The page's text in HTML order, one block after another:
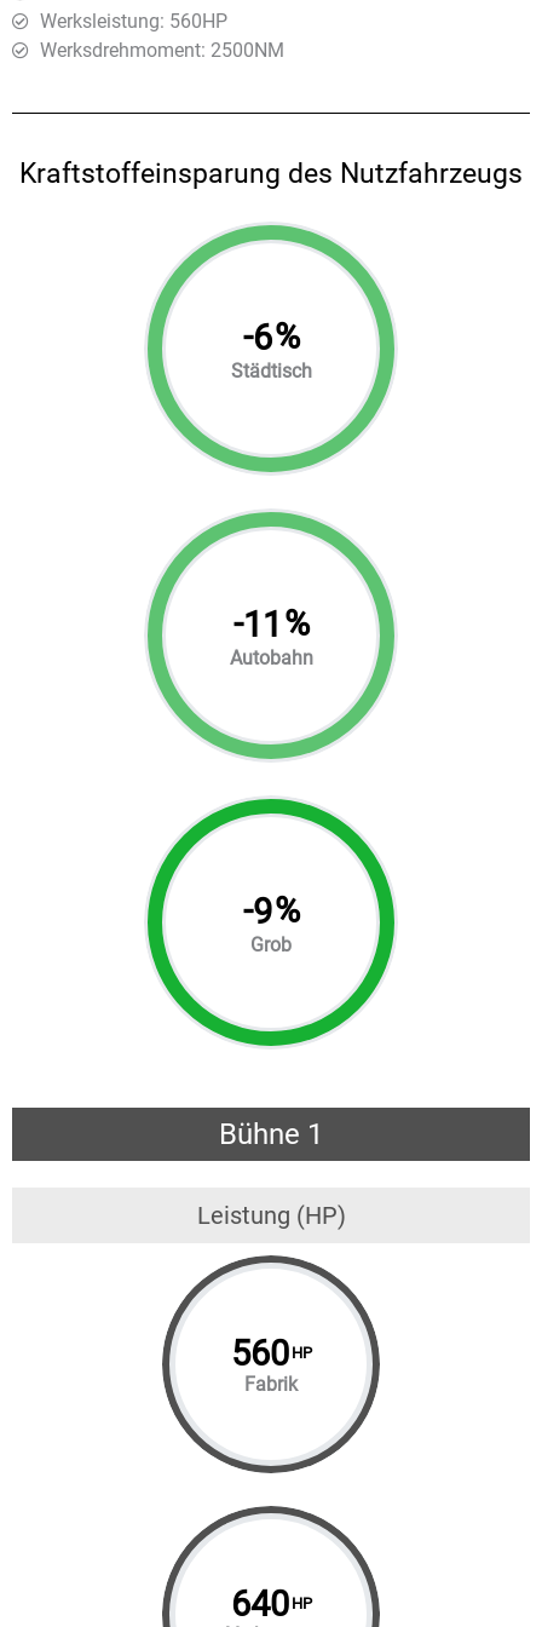
Werksleistung: 560HP
Werksdrehmoment: 2500ΝΜ
Kraftstoffeinsparung des Nutzfahrzeugs
-6%
Städtisch
-11 %
Autobahn
-9%
Grob
Bühne 1
Leistung (HP)
560 HP
Fabrik
640 HP